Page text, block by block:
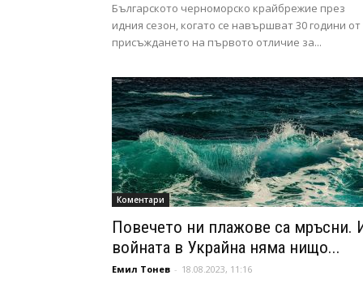
Българското черноморско крайбрежие през
идния сезон, когато се навършват 30 години от
присъждането на първото отличие за...
Коментари
Повечето ни плажове са мръсни.
войната в Украйна няма нищо...
Емил Тонев - 18.08.2023, 11:16